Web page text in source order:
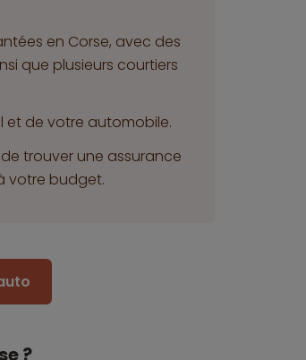
en Corse, avec des
que plusieurs courtiers
et de votre automobile.
trouver une assurance
votre budget.
?